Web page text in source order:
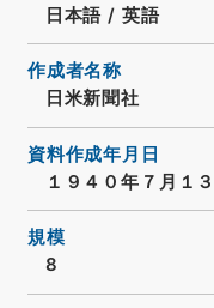
日本語 / 英語
作成者名称
日米新聞社
資料作成年月日
１９４０年７月１
規模
8